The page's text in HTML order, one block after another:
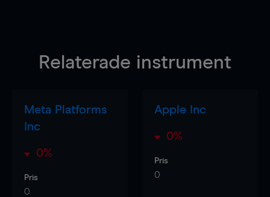
Relaterade instrument
Meta Platforms
Inc
0%
Pris
0
Apple Inc
0%
Pris
0